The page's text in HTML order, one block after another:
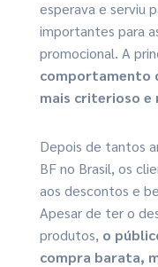
esperava e serviu
importantes para
promocional. A
comportamento
mais criterioso e
Depois de tantos
BF no Brasil, os
aos descontos e
Apesar de ter o
produtos, o
compra barata,